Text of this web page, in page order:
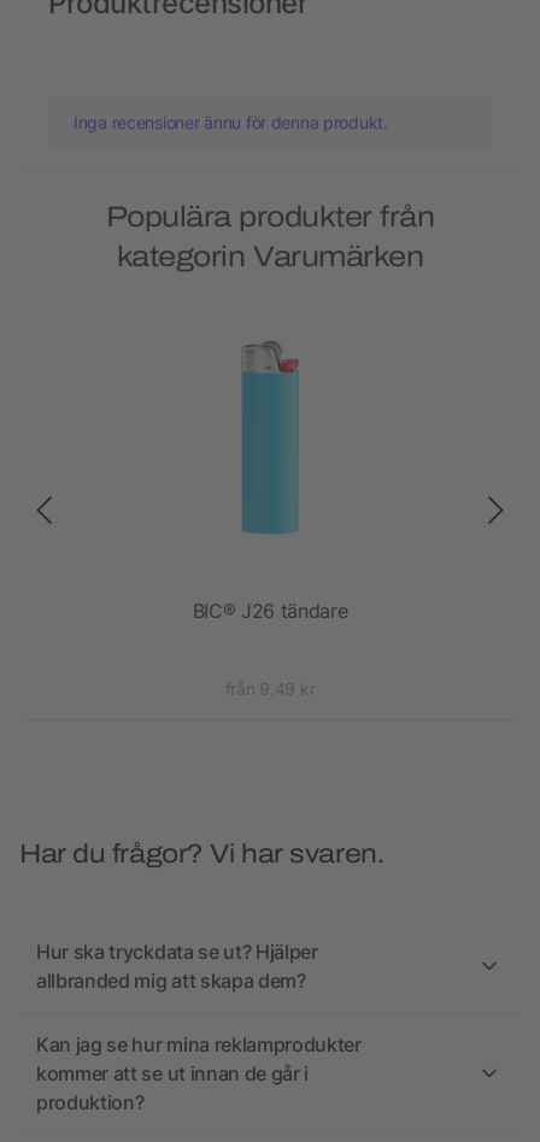
Inga recensioner ännu för denna produkt.
Populära produkter från
kategorin Varumärken
BIC® J26 tändare
från 9,49 kr
Har du frågor? Vi har svaren.
Hur ska tryckdata se ut? Hjälper
allbranded mig att skapa dem?
Kan jag se hur mina reklamprodukter
kommer att se ut innan de går i
produktion?